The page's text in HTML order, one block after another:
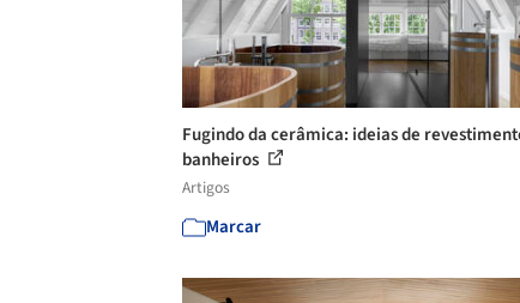
Fugindo da cerâmica: ideias de
banheiros
Artigos
Marcar